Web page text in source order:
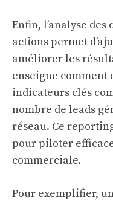
Enfin, l’analyse
actions permet
améliorer les
enseigne
indicateurs clés
nombre de leads
réseau. Ce
pour piloter
commerciale.
Pour exemplifier,